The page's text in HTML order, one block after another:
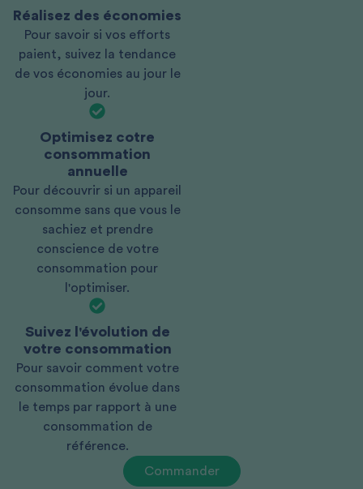
Réalisez des économies
Pour savoir si vos efforts
paient, suivez la tendance
de vos économies au jour le
jour.
Optimisez cotre
consommation
annuelle
Pour découvrir si un appareil
consomme sans que vous le
sachiez et prendre
conscience de votre
consommation pour
l'optimiser.
Suivez l'évolution de
votre consommation
Pour savoir comment votre
consommation évolue dans
le temps par rapport à une
consommation de
référence.
Commander